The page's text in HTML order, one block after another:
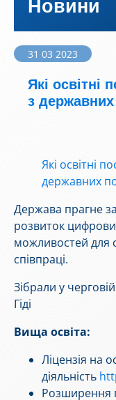
Новини
31 03 2023
Які освітні
з державних
Які освітні
державних
Держава прагне
розвиток
можливостей для
співпраці.
Зібрали у
Гіді
Вища освіта:
Ліцензія на
діяльність
Розширення